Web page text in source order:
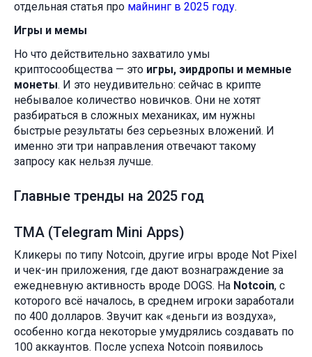
отдельная статья про майнинг в 2025 году.
Игры и мемы
Но что действительно захватило умы
криптосообщества — это игры, эирдропы и мемные
монеты. И это неудивительно: сейчас в крипте
небывалое количество новичков. Они не хотят
разбираться в сложных механиках, им нужны
быстрые результаты без серьезных вложений. И
именно эти три направления отвечают такому
запросу как нельзя лучше.
Главные тренды на 2025 год
TMA (Telegram Mini Apps)
Кликеры по типу Notcoin, другие игры вроде Not Pixel
и чек-ин приложения, где дают вознаграждение за
ежедневную активность вроде DOGS. На Notcoin, с
которого всё началось, в среднем игроки заработали
по 400 долларов. Звучит как «деньги из воздуха»,
особенно когда некоторые умудрялись создавать по
100 аккаунтов. После успеха Notcoin появилось